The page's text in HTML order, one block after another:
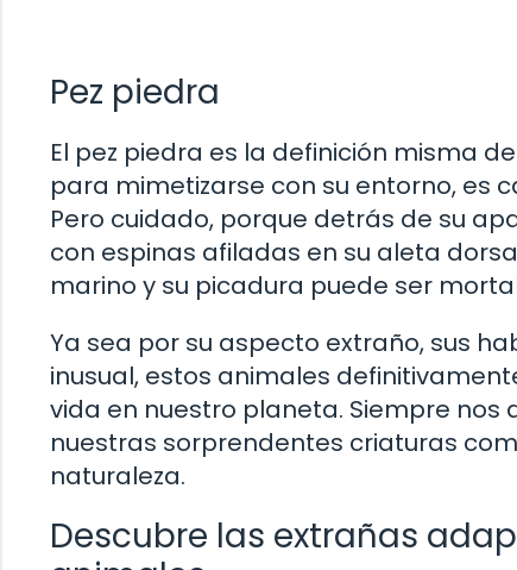
Pez piedra
El pez piedra es la definición misma
para mimetizarse con su entorno, es
Pero cuidado, porque detrás de su
con espinas afiladas en su aleta
marino y su picadura puede ser
Ya sea por su aspecto extraño, sus
inusual, estos animales
vida en nuestro planeta. Siempre
nuestras sorprendentes criaturas
naturaleza.
Descubre las extrañas